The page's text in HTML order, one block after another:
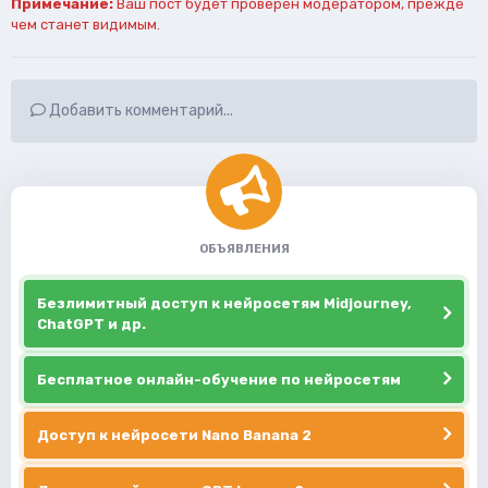
Примечание: Ваш пост будет проверен модератором, прежде
чем станет видимым.
Добавить комментарий...
ОБЪЯВЛЕНИЯ
Безлимитный доступ к нейросетям Midjourney,
ChatGPT и др.
Бесплатное онлайн-обучение по нейросетям
Доступ к нейросети Nano Banana 2